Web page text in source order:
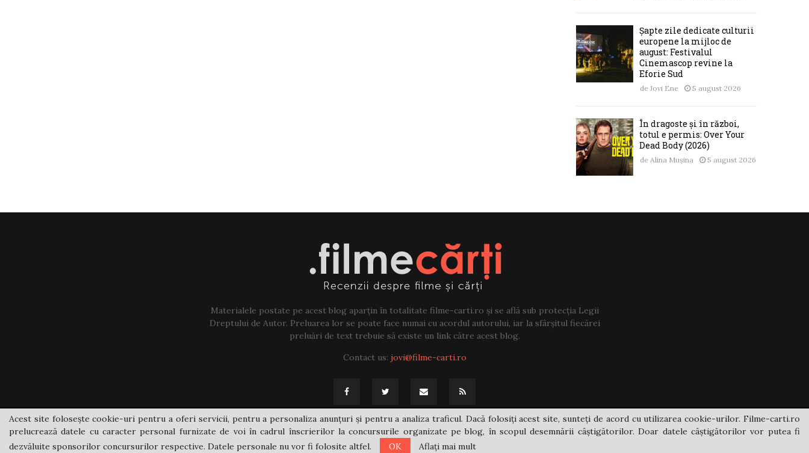
Șapte zile dedicate culturii
europene la mijloc de
august: Festivalul
Cinemascop revine la
Eforie Sud
de Jovi Ene 5 august 2026
În dragoste și în război,
totul e permis: Over Your
Dead Body (2026)
de Alina Mușina 5 august 2026
Materialele postate pe acest blog aparțin în totalitate filme-carti.ro și se află sub protecția Legii
Dreptului de Autor. Preluarea lor se poate face numai cu acordul autorului, iar la sfârșitul fiecărei
preluări de text trebuie să existe un link către acest blog.
Contact us: jovi@filme-carti.ro
@2021 - filme-carti.ro
Acest site folosește cookie-uri pentru a oferi servicii, pentru a personaliza anunțuri și pentru a analiza traficul. Dacă folosiți acest site, sunteți de acord cu utilizarea cookie-urilor. Filme-carti.ro
prelucrează datele cu caracter personal furnizate de voi în cadrul înscrierilor la concursurile organizate pe blog, în scopul desemnării câștigătorilor. Doar datele câștigătorilor vor putea fi
dezvăluite sponsorilor concursurilor respective. Datele personale nu vor fi folosite altfel.
OK Aflați mai mult